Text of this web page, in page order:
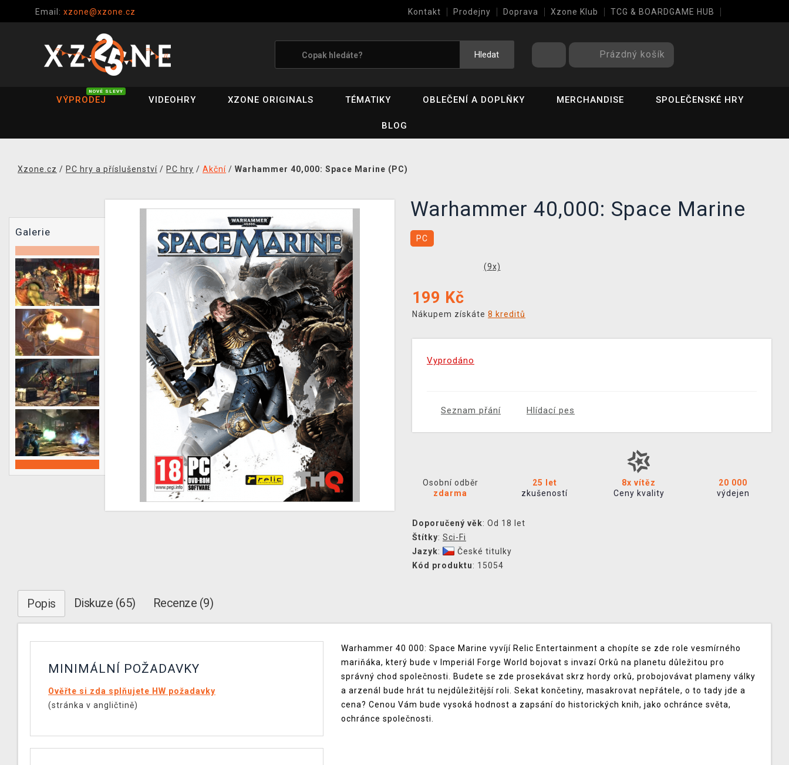
Email: xzone@xzone.cz Kontakt Prodejny Doprava Xzone Klub TCG & BOARDGAME HUB
Hledat Prázdný košík
VÝPRODEJ
NOVÉ SLEVY
VIDEOHRY XZONE ORIGINALS TÉMATIKY OBLEČENÍ A DOPLŇKY MERCHANDISE SPOLEČENSKÉ HRY
BLOG
Xzone.cz / PC hry a příslušenství / PC hry / Akční / Warhammer 40,000: Space Marine (PC)
Galerie
Warhammer 40,000: Space Marine
PC
(9x)
199 Kč
Nákupem získáte 8 kreditů
Vyprodáno
Seznam přání Hlídací pes
Osobní odběr
zdarma
25 let
zkušeností
8x vítěz
Ceny kvality
20 000
výdejen
Doporučený věk: Od 18 let
Štítky: Sci-Fi
Jazyk:
České titulky
Kód produktu: 15054
Popis Diskuze (65) Recenze (9)
MINIMÁLNÍ POŽADAVKY
Ověřte si zda splňujete HW požadavky
(stránka v angličtině)
Warhammer 40 000: Space Marine vyvíjí Relic Entertainment a chopíte se zde role vesmírného
mariňáka, který bude v Imperiál Forge World bojovat s invazí Orků na planetu důležitou pro
správný chod společnosti. Budete se zde prosekávat skrz hordy orků, probojovávat plameny války
a arzenál bude hrát tu nejdůležitější roli. Sekat končetiny, masakrovat nepřátele, o to tady jde a
cena? Cenou Vám bude vysoká hodnost a zapsání do historických knih, jako ochránce světa,
ochránce společnosti.